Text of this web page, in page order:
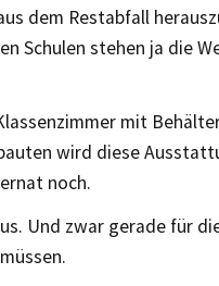
dem Restabfall
Schulen stehen ja die
mit
wird diese
noch.
Und zwar gerade für